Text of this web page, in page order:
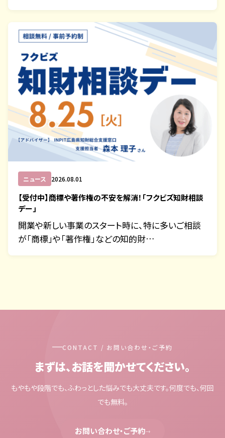
ニュース 2026.08.01
【受付中】商標や著作権の不安を解消！「フクビズ知財相談
デー」
開業や新しい事業のスタート時に、特に多いご相談
が「商標」や「著作権」などの知的財…
CONTACT / お問い合わせ・ご予約
まずは、お話を聞かせてください。
もやもや段階でも、ふわっとした悩みでも大丈夫です。何度でも、何回
でも無料。
お問い合わせ・ご予約→